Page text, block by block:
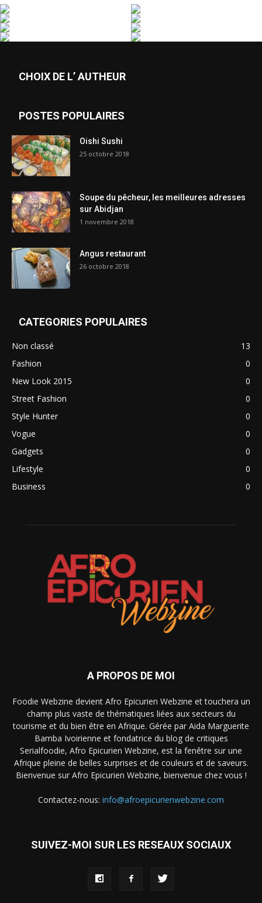
CHOIX DE L’ AUTHEUR
POSTES POPULAIRES
Oishi Sushi
25 octobre 2018
Soupe du pêcheur, les meilleures adresses
sur Abidjan
1 novembre 2018
Angus restaurant
26 octobre 2018
CATEGORIES POPULAIRES
Non classé
13
Fashion
0
New Look 2015
0
Street Fashion
0
Style Hunter
0
Vogue
0
Gadgets
0
Lifestyle
0
Business
0
A PROPOS DE MOI
Foodie Webzine devient Afro Epicurien Webzine et touchera un
champ plus vaste de thématiques liées aux secteurs du
tourisme et du bien être en Afrique. Gérée par Aida Marguerite
Bamba Ivoirienne et fondatrice du blog de critiques
Serialfoodie, Afro Epicurien Webzine, est la fenêtre sur une
Afrique pleine de belles surprises et de couleurs et de saveurs.
Bienvenue sur Afro Epicurien Webzine, bienvenue chez vous !
Contactez-nous: info@afroepicurienwebzine.com
SUIVEZ-MOI SUR LES RESEAUX SOCIAUX